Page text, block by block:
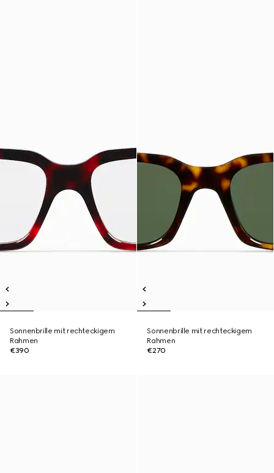
Sonnenbrille mit rechteckigem
Rahmen
€390
Sonnenbrille mit rechteckigem
Rahmen
€270